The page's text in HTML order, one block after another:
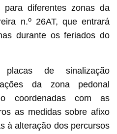
para diferentes zonas da
n.o26AT, que entrará
durante os feriados do
placas de sinalização
da zona pedonal
coordenadas com as
as medidas sobre afixo
à alteração dos percursos